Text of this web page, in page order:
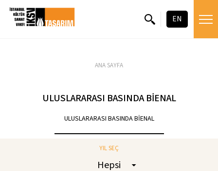
EN
ANA SAYFA
ULUSLARARASI BASINDA BİENAL
ULUSLARARASI BASINDA BİENAL
YIL SEÇ